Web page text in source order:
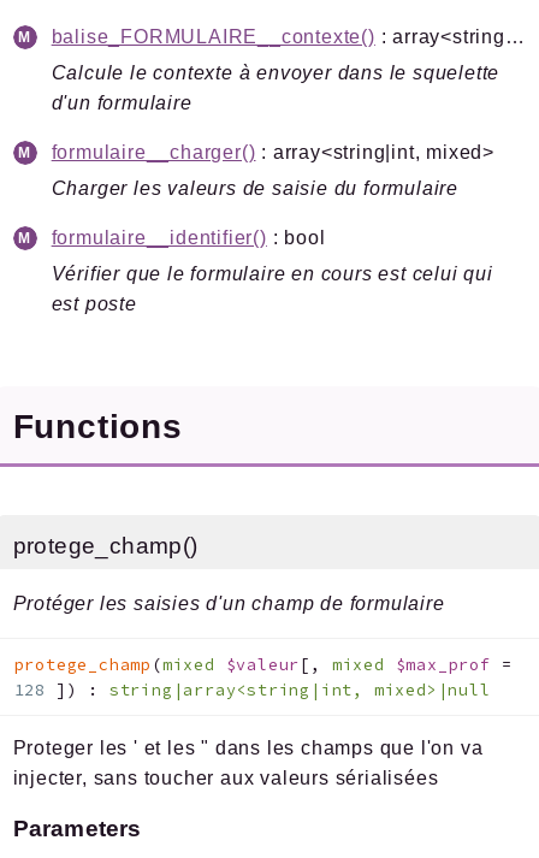
Exec
Exif
Reports
Deprecated
Markers
Indices
balise_FORMULAIRE__contexte()
: array<string|int, mixed>|string
Calcule le contexte à envoyer dans le squelette
d'un formulaire
formulaire__charger() : array<string|int, mixed>
Charger les valeurs de saisie du formulaire
formulaire__identifier() : bool
Vérifier que le formulaire en cours est celui qui
est poste
Functions
protege_champ()
Protéger les saisies d'un champ de formulaire
protege_champ (mixed $valeur[ , mixed $max_prof =
128
] ) : string|array<string|int, mixed>|null
Proteger les ' et les " dans les champs que l'on va
injecter, sans toucher aux valeurs sérialisées
Parameters